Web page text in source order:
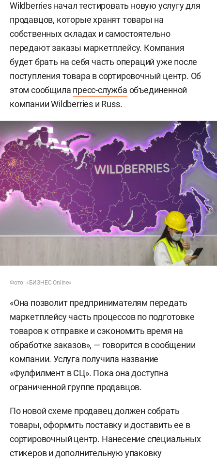
Wildberries начал тестировать новую услугу для
продавцов, которые хранят товары на
собственных складах и самостоятельно
передают заказы маркетплейсу. Компания
будет брать на себя часть операций уже после
поступления товара в сортировочный центр. Об
этом сообщила пресс-служба объединенной
компании Wildberries и Russ.
Фото: «БИЗНЕС Online»
«Она позволит предпринимателям передать
маркетплейсу часть процессов по подготовке
товаров к отправке и сэкономить время на
обработке заказов», — говорится в сообщении
компании. Услуга получила название
«Фулфилмент в СЦ». Пока она доступна
ограниченной группе продавцов.
По новой схеме продавец должен собрать
товары, оформить поставку и доставить ее в
сортировочный центр. Нанесение специальных
стикеров и дополнительную упаковку